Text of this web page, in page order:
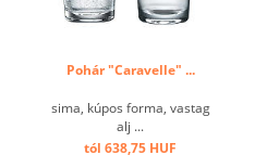
Pohár "Caravelle" ...
sima, kúpos forma, vastag
alj ...
tól 638,75 HUF